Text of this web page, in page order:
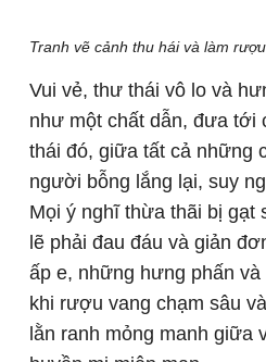
Tranh vẽ cảnh thu hái và làm
Vui vẻ, thư thái vô lo và
như một chất dẫn, đưa tới
thái đó, giữa tất cả những
người bỗng lắng lại, suy
Mọi ý nghĩ thừa thãi bị gạt
lẽ phải đau đáu và giản
ấp e, những hưng phấn
khi rượu vang chạm sâu
lằn ranh mỏng manh giữa